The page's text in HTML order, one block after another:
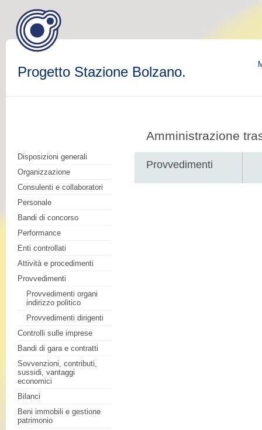
Progetto Stazione Bolzano.
Disposizioni generali
Organizzazione
Consulenti e collaboratori
Personale
Bandi di concorso
Performance
Enti controllati
Attività e procedimenti
Provvedimenti
Provvedimenti organi
indirizzo politico
Provvedimenti dirigenti
Controlli sulle imprese
Bandi di gara e contratti
Sovvenzioni, contributi,
sussidi, vantaggi
economici
Bilanci
Beni immobili e gestione
patrimonio
Amministrazione
Provvedimenti